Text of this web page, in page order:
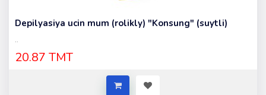
Depilyasiya ucin mum (rolikly) "Konsung" (suytli)
..
20.87 TMT